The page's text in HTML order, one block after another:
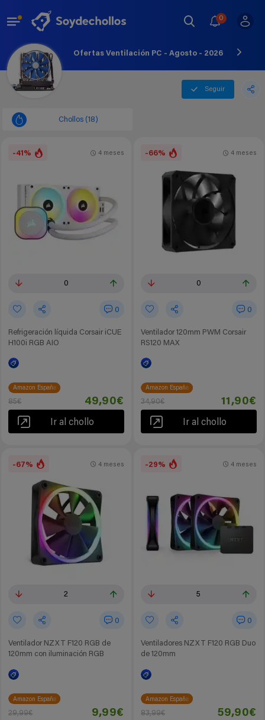
0
Ofertas Ventilación PC - Agosto - 2026
Seguir
Chollos (18)
-41%
0
0
Refrigeración líquida Corsair iCUE
H100i RGB AIO
4 meses
Amazon España
85€ 49,90€
Ir al chollo
-66%
0
0
Ventilador 120mm PWM Corsair
RS120 MAX
4 meses
Amazon España
34,90€ 11,90€
Ir al chollo
-67%
2
0
Ventilador NZXT F120 RGB de
120mm con iluminación RGB
4 meses
Amazon España
29,99€ 9,99€
-29%
5
0
Ventiladores NZXT F120 RGB Duo
de 120mm
4 meses
Amazon España
83,99€ 59,90€